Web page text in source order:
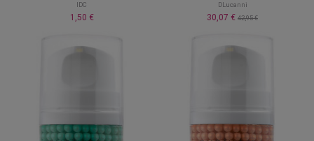
IDC
1,50 €
DLucanni
30,07 € 42,95 €